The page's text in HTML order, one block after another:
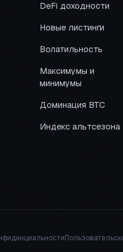
DeFi доходности
Новые листинги
Волатильность
Максимумы и
минимумы
Доминация BTC
Индекс альтсезона